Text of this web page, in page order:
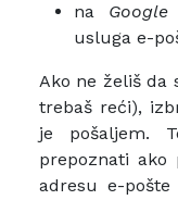
na
usluga e-
Ako ne želiš da
trebaš reći),
je pošaljem.
prepoznati ako
adresu e-